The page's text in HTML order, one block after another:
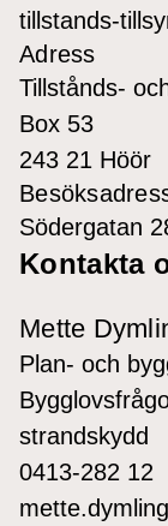
tillstands-
Adress
Tillstånds-
Box 53
243 21 Höör
Södergatan
Kontakta
Mette
Plan- och
strandskydd
0413-282 12